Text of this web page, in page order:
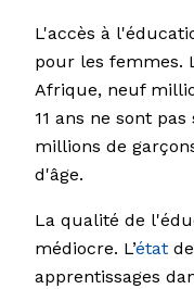
L'accès à
pour les femmes.
Afrique, neuf
11 ans ne sont
millions de
d'âge.
La qualité de
médiocre. L’état
apprentissages